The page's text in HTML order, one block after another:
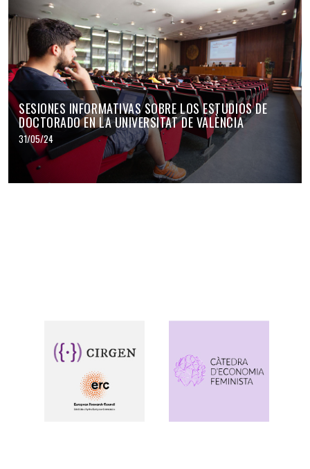
SESIONES INFORMATIVAS SOBRE LOS ESTUDIOS DE
DOCTORADO EN LA UNIVERSITAT DE VALÈNCIA
31/05/24